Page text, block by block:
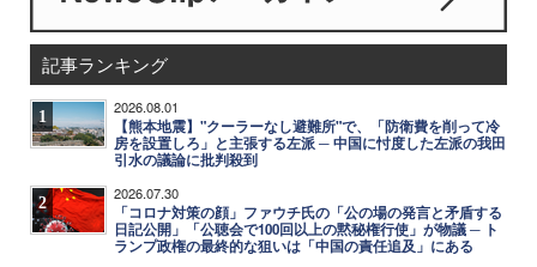
記事ランキング
1 2026.08.01
【熊本地震】"クーラーなし避難所"で、「防衛費を削って冷
房を設置しろ」と主張する左派 ─ 中国に忖度した左派の我田
引水の議論に批判殺到
2 2026.07.30
「コロナ対策の顔」ファウチ氏の「公の場の発言と矛盾する
日記公開」「公聴会で100回以上の黙秘権行使」が物議 ─ ト
ランプ政権の最終的な狙いは「中国の責任追及」にある